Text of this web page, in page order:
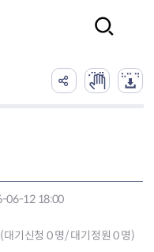
06-12 18:00
기신청 0 명/ 대기정원 0 명)